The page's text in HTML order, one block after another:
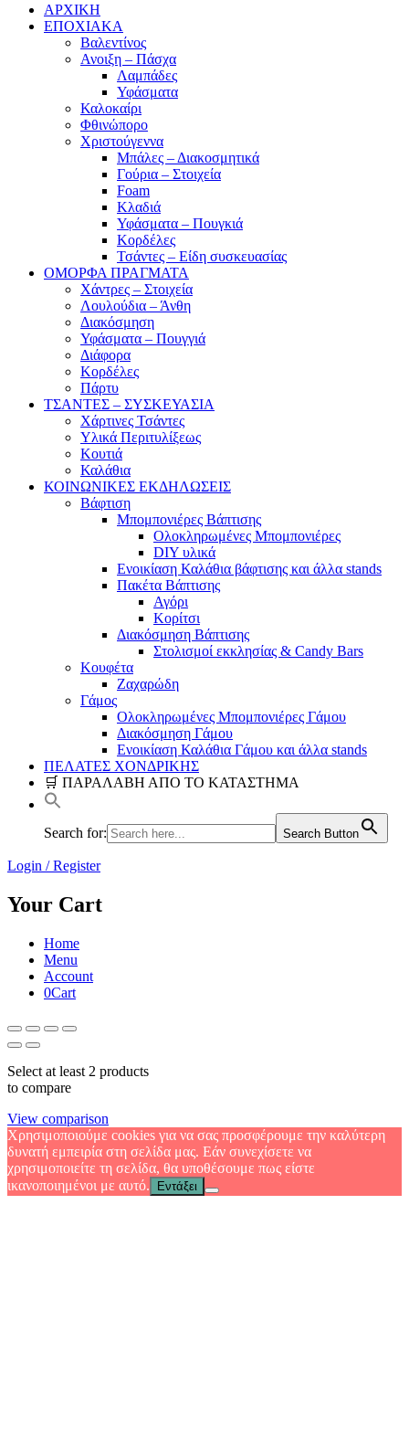
ΑΡΧΙΚΗ
ΕΠΟΧΙΑΚΑ
Βαλεντίνος
Ανοιξη – Πάσχα
Λαμπάδες
Υφάσματα
Καλοκαίρι
Φθινώπορο
Χριστούγεννα
Μπάλες – Διακοσμητικά
Γούρια – Στοιχεία
Foam
Κλαδιά
Υφάσματα – Πουγκιά
Κορδέλες
Τσάντες – Είδη συσκευασίας
ΟΜΟΡΦΑ ΠΡΑΓΜΑΤΑ
Χάντρες – Στοιχεία
Λουλούδια – Άνθη
Διακόσμηση
Υφάσματα – Πουγγιά
Διάφορα
Κορδέλες
Πάρτυ
ΤΣΑΝΤΕΣ – ΣΥΣΚΕΥΑΣΙΑ
Χάρτινες Τσάντες
Υλικά Περιτυλίξεως
Κουτιά
Καλάθια
ΚΟΙΝΩΝΙΚΕΣ ΕΚΔΗΛΩΣΕΙΣ
Βάφτιση
Μπομπονιέρες Βάπτισης
Ολοκληρωμένες Μπομπονιέρες
DIY υλικά
Ενοικίαση Καλάθια βάφτισης και άλλα stands
Πακέτα Βάπτισης
Αγόρι
Κορίτσι
Διακόσμηση Βάπτισης
Στολισμοί εκκλησίας & Candy Bars
Κουφέτα
Ζαχαρώδη
Γάμος
Ολοκληρωμένες Μπομπονιέρες Γάμου
Διακόσμηση Γάμου
Ενοικίαση Καλάθια Γάμου και άλλα stands
ΠΕΛΑΤΕΣ ΧΟΝΔΡΙΚΗΣ
🛒 ΠΑΡΑΛΑΒΗ ΑΠΟ ΤΟ ΚΑΤΑΣΤΗΜΑ
Search for: Search Button
Login / Register
Your Cart
Home
Menu
Account
0Cart
Select at least 2 products
to compare
View comparison
Χρησιμοποιούμε cookies για να σας προσφέρουμε την καλύτερη
δυνατή εμπειρία στη σελίδα μας. Εάν συνεχίσετε να
χρησιμοποιείτε τη σελίδα, θα υποθέσουμε πως είστε
ικανοποιημένοι με αυτό.
Εντάξει